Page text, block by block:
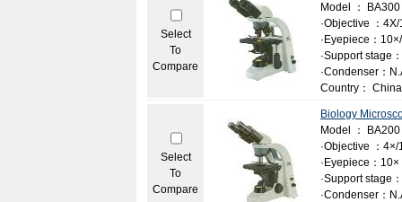
Select
To
Compare
Model ： BA300
·Objective ：
·Eyepiece：
·Support stage
·Condenser：
Country： China
Select
To
Compare
Biology
Model ： BA200
·Objective ：
·Eyepiece：10×
·Support stage
·Condenser：